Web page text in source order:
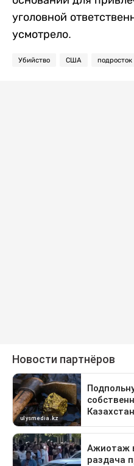
уголовной
усмотрело.
Убийство США подросток